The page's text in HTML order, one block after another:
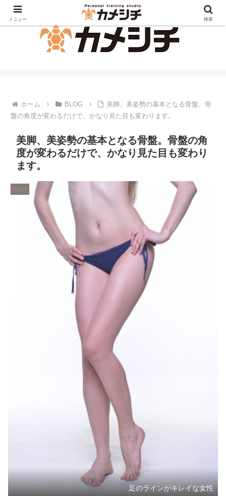
ホーム BLOG
美脚、美姿勢の基本となる骨盤。骨
盤の角度が変わるだけで、かなり見た目も変わります。
美脚、美姿勢の基本となる骨盤。骨盤の角
度が変わるだけで、かなり見た目も変わり
ます。
BLOG
足のラインがキレイな女性
メニュー 検索